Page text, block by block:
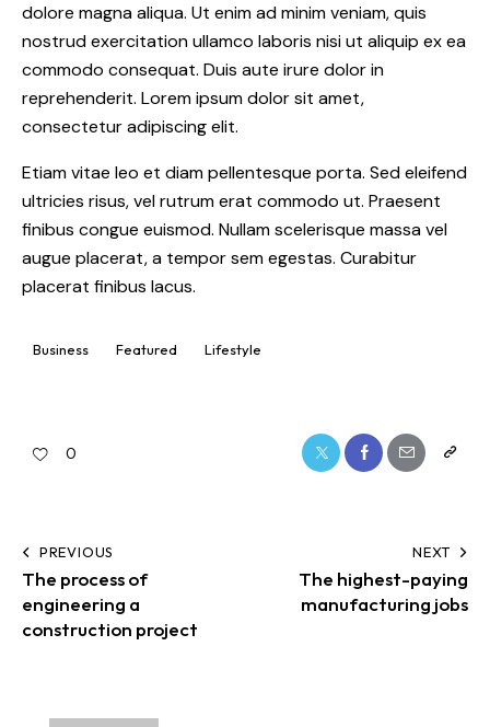
dolore magna aliqua. Ut enim ad minim veniam, quis
nostrud exercitation ullamco laboris nisi ut aliquip ex ea
commodo consequat. Duis aute irure dolor in
reprehenderit. Lorem ipsum dolor sit amet,
consectetur adipiscing elit.
Etiam vitae leo et diam pellentesque porta. Sed eleifend
ultricies risus, vel rutrum erat commodo ut. Praesent
finibus congue euismod. Nullam scelerisque massa vel
augue placerat, a tempor sem egestas. Curabitur
placerat finibus lacus.
Business Featured Lifestyle
0
PREVIOUS
The process of
engineering a
construction project
NEXT
The highest-paying
manufacturing jobs